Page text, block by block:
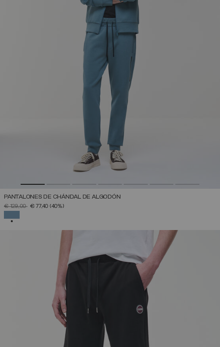
PANTALONES DE CHÁNDAL DE ALGODÓN
PRECIO REBAJADO DE
€ 129,00A€ 77,40 (40%)